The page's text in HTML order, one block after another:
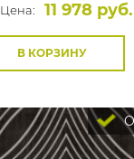
Цена:
11 978 руб.
В КОРЗИНУ